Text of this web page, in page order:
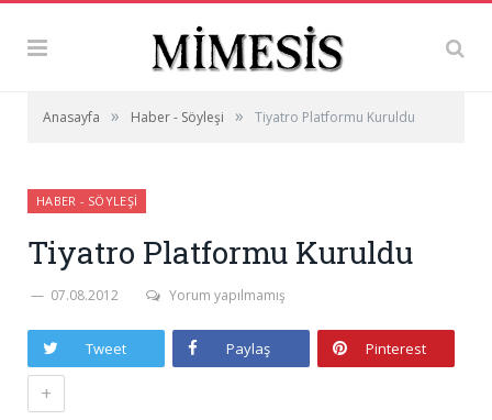
Anasayfa » Haber - Söyleşi » Tiyatro Platformu Kuruldu
HABER - SÖYLEŞI
Tiyatro Platformu Kuruldu
07.08.2012 Yorum yapılmamış
Tweet Paylaş Pinterest
+